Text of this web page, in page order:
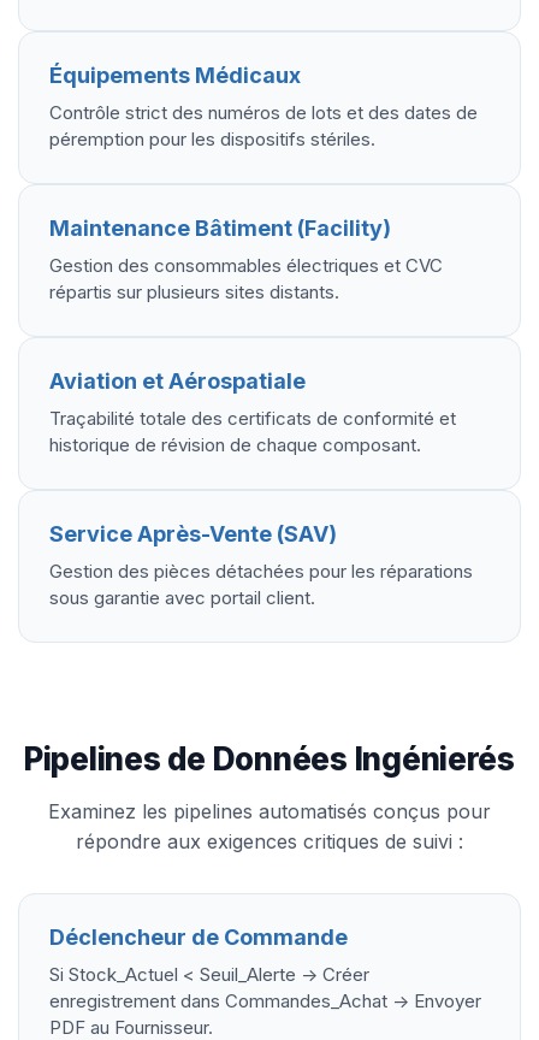
Équipements Médicaux
Contrôle strict des numéros de lots et des dates de
péremption pour les dispositifs stériles.
Maintenance Bâtiment (Facility)
Gestion des consommables électriques et CVC
répartis sur plusieurs sites distants.
Aviation et Aérospatiale
Traçabilité totale des certificats de conformité et
historique de révision de chaque composant.
Service Après-Vente (SAV)
Gestion des pièces détachées pour les réparations
sous garantie avec portail client.
Pipelines de Données Ingénierés
Examinez les pipelines automatisés conçus pour
répondre aux exigences critiques de suivi :
Déclencheur de Commande
Si Stock_Actuel < Seuil_Alerte -> Créer
enregistrement dans Commandes_Achat -> Envoyer
PDF au Fournisseur.